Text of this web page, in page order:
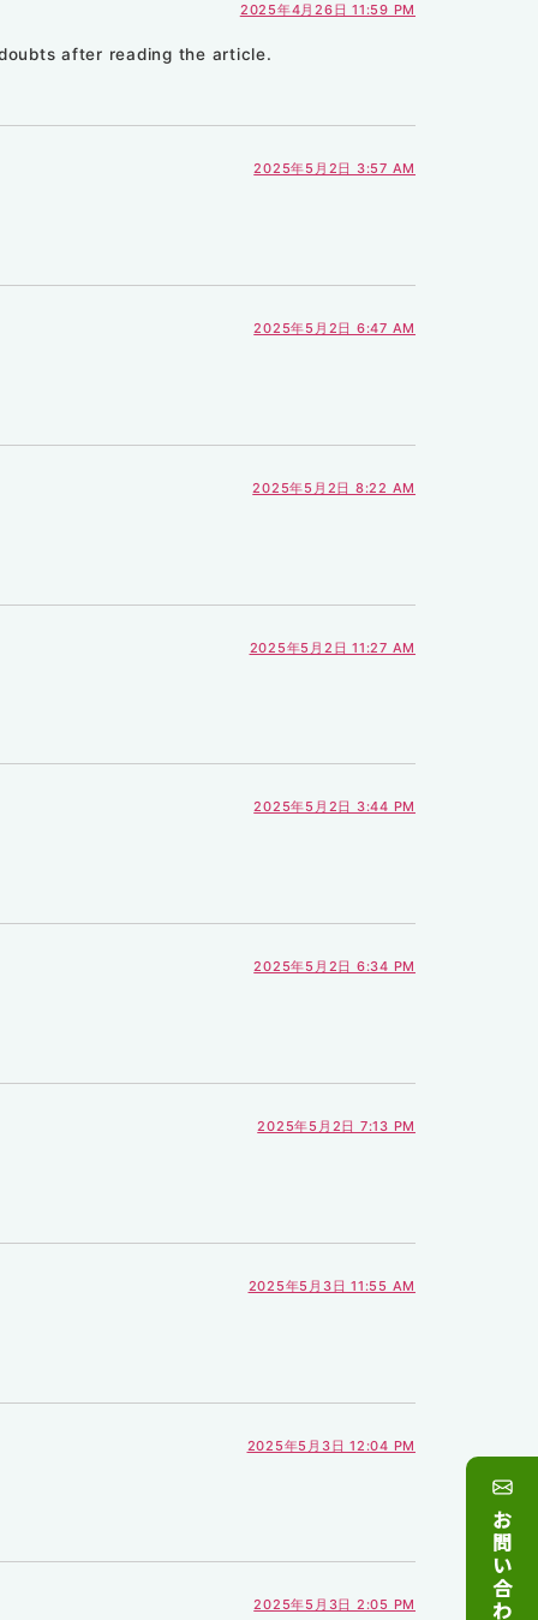
2025年4月26日 11:59 PM
after reading the article.
2025年5月2日 3:57 AM
2025年5月2日 6:47 AM
2025年5月2日 8:22 AM
2025年5月2日 11:27 AM
2025年5月2日 3:44 PM
2025年5月2日 6:34 PM
2025年5月2日 7:13 PM
2025年5月3日 11:55 AM
2025年5月3日 12:04 PM
2025年5月3日 2:05 PM
お
問
い
合
わ